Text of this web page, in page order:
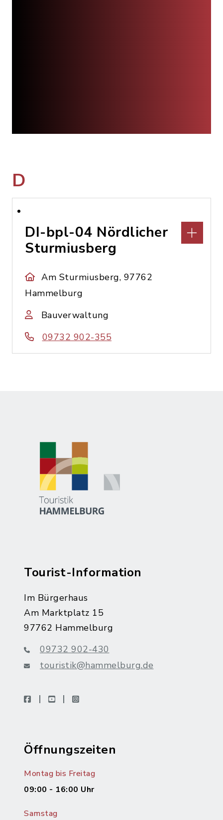
D
DI-bpl-04 Nördlicher
Sturmiusberg
Am Sturmiusberg, 97762
Hammelburg
Bauverwaltung
09732 902-355
Tourist-Information
Im Bürgerhaus
Am Marktplatz 15
97762 Hammelburg
09732 902-430
touristik@hammelburg.de
facebookyoutubeinstagram
Öffnungszeiten
Montag bis Freitag
09:00 - 16:00 Uhr
Samstag